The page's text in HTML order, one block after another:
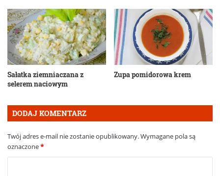
Sałatka ziemniaczana z
selerem naciowym
Zupa pomidorowa krem
DODAJ KOMENTARZ
Twój adres e-mail nie zostanie opublikowany.Wymagane pola są
oznaczone*